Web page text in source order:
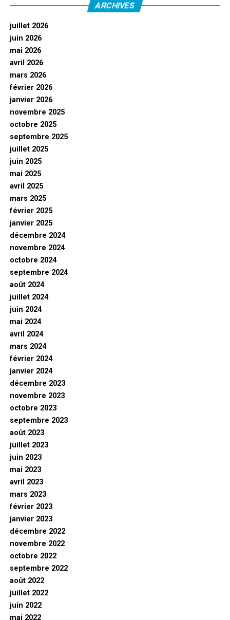
ARCHIVES
juillet 2026
juin 2026
mai 2026
avril 2026
mars 2026
février 2026
janvier 2026
novembre 2025
octobre 2025
septembre 2025
juillet 2025
juin 2025
mai 2025
avril 2025
mars 2025
février 2025
janvier 2025
décembre 2024
novembre 2024
octobre 2024
septembre 2024
août 2024
juillet 2024
juin 2024
mai 2024
avril 2024
mars 2024
février 2024
janvier 2024
décembre 2023
novembre 2023
octobre 2023
septembre 2023
août 2023
juillet 2023
juin 2023
mai 2023
avril 2023
mars 2023
février 2023
janvier 2023
décembre 2022
novembre 2022
octobre 2022
septembre 2022
août 2022
juillet 2022
juin 2022
mai 2022